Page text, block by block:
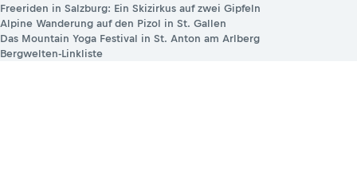
Freeriden in Salzburg: Ein Skizirkus auf zwei Gipfeln
Alpine Wanderung auf den Pizol in St. Gallen
Das Mountain Yoga Festival in St. Anton am Arlberg
Bergwelten-Linkliste